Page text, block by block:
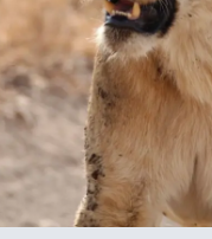
je consens la